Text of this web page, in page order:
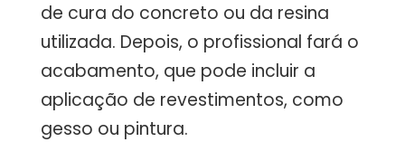
de cura do concreto ou da resina
utilizada. Depois, o profissional fará o
acabamento, que pode incluir a
aplicação de revestimentos, como
gesso ou pintura.